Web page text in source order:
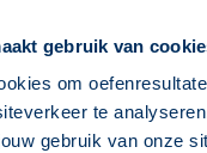
gebruik van
om
te
gebruik van onze